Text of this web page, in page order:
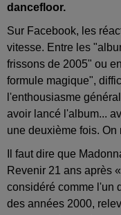
dancefloor.
Sur Facebook, les
vitesse. Entre les
frissons de 2005" ou
formule magique",
l'enthousiasme
avoir lancé l'album...
une deuxième fois.
Il faut dire que
Revenir 21 ans après «
considéré comme l'un
des années 2000,